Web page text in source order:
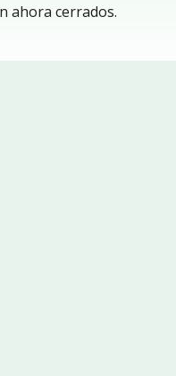
ahora cerrados.